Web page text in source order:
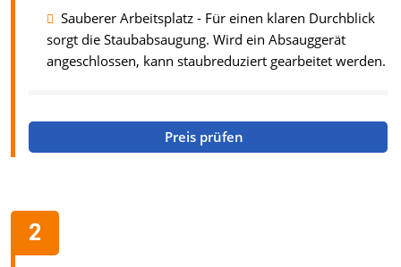
Sauberer Arbeitsplatz - Für einen klaren Durchblick
sorgt die Staubabsaugung. Wird ein Absauggerät
angeschlossen, kann staubreduziert gearbeitet werden.
Preis prüfen